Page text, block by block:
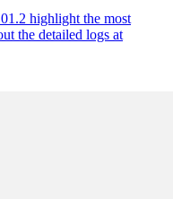
highlight the most
the detailed logs at